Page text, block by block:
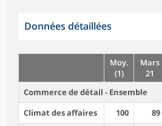
Données détaillées
Moy.
(1)
Mars
21
Commerce de détail - Ensemble
Climat des affaires
100 89